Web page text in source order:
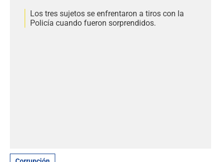
Los tres sujetos se enfrentaron a tiros con la
Policía cuando fueron sorprendidos.